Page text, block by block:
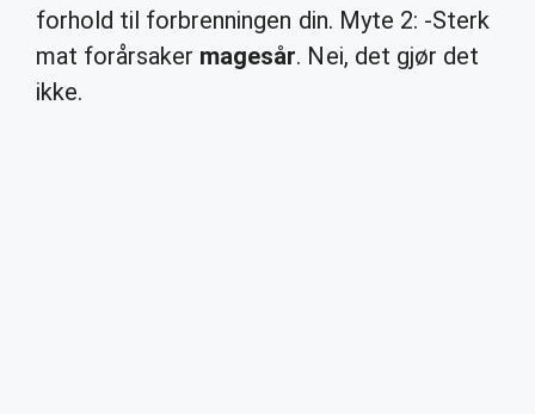
forhold til forbrenningen din. Myte 2: -Sterk
mat forårsaker magesår. Nei, det gjør det
ikke.